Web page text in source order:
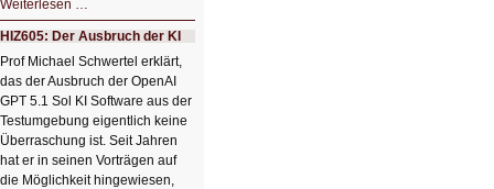
Weiterlesen …
Bildverschönerung
mit
einem
Klick
HIZ606:
Bildverschönerung
mit
einem
Klick
HIZ605: Der Ausbruch der KI
Prof Michael Schwertel erklärt,
das der Ausbruch der OpenAI
GPT 5.1 Sol KI Software aus der
Testumgebung eigentlich keine
Überraschung ist. Seit Jahren
hat er in seinen Vorträgen auf
die Möglichkeit hingewiesen,